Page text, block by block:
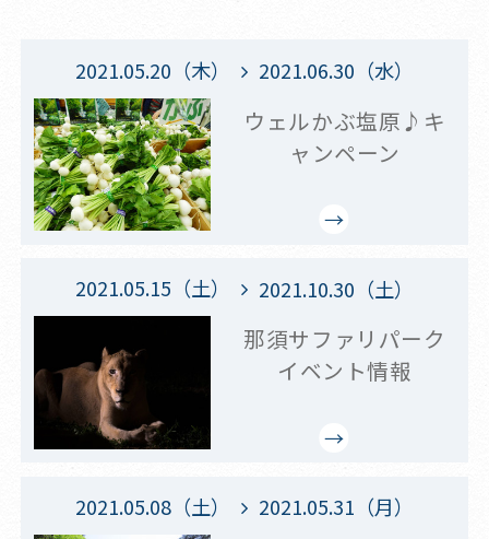
2021.05.20（木） 2021.06.30（水）
ウェルかぶ塩原♪キ
ャンペーン
2021.05.15（土） 2021.10.30（土）
那須サファリパーク
イベント情報
2021.05.08（土） 2021.05.31（月）